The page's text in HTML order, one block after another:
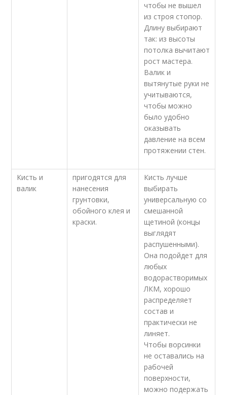
чтобы не вышел
из строя стопор.
Длину выбирают
так: из высоты
потолка вычитают
рост мастера.
Валик и
вытянутые руки не
учитываются,
чтобы можно
было удобно
оказывать
давление на всем
протяжении стен.
Кисть и
валик
пригодятся для
нанесения
грунтовки,
обойного клея и
краски.
Кисть лучше
выбирать
универсальную со
смешанной
щетиной (концы
выглядят
распушенными).
Она подойдет для
любых
водорастворимых
ЛКМ, хорошо
распределяет
состав и
практически не
линяет.
Чтобы ворсинки
не оставались на
рабочей
поверхности,
можно подержать